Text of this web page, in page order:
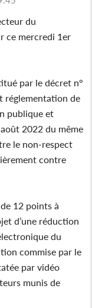
du
ce mercredi 1er
par le décret n°
réglementation de
publique et
2022 du même
le non-respect
contre
12 points à
d’une réduction
du
commise par le
par vidéo
munis de